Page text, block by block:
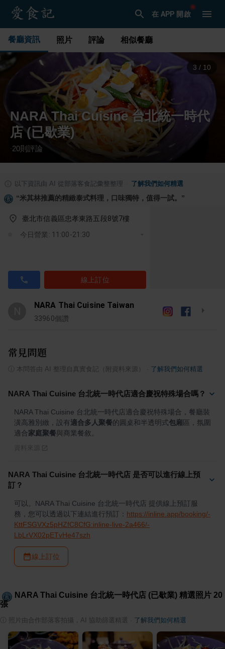
在 APP 開啟
餐廳資訊 照片 評論 相似餐廳
3 / 10
NARA Thai Cuisine 台北統一時代
店 (已歇業)
·20則評論
以下資訊由 AI 從部落客食記彙整整理 了解我們如何精選
“米其林推薦的精緻泰式料理，口味獨特，值得一試。 ”
臺北市信義區忠孝東路五段8號7樓
今日營業: 11:00-21:30
線上訂位
NARA Thai Cuisine Taiwan
33960個讚
常見問題
本問答由 AI 整理自真實食記（附資料來源） 了解我們如何精選
NARA Thai Cuisine 台北統一時代店適合慶祝特殊場合嗎？
NARA Thai Cuisine 台北統一時代店適合慶祝特殊場合，餐廳裝
潢高雅別緻，設有 適合多人聚餐的圓桌和半透明式包廂區，氛圍
適合家庭聚餐與商業餐敘。
NARA Thai Cuisine 台北統一時代店 是否可以進行線上預
訂？
可以。NARA Thai Cuisine 台北統一時代店 提供線上預訂服
務，您可以透過以下連結進行預訂： https://inline.app/booking/-
KttFSGVXz5pHZfC8CfG:inline-live-2a466/-
LbLrVX02pETvHe47szh
線上訂位
NARA Thai Cuisine 台北統一時代店 (已歇業) 精選照片 20
張
照片由合作部落客拍攝，AI 協助篩選精選 了解我們如何精選